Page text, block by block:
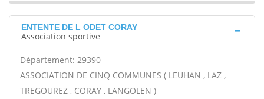
ENTENTE DE L ODET CORAY
Association sportive
Département: 29390
ASSOCIATION DE CINQ COMMUNES ( LEUHAN , LAZ ,
TREGOUREZ , CORAY , LANGOLEN )